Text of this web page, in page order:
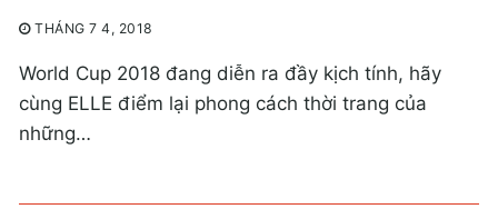
THÁNG 7 4, 2018
World Cup 2018 đang diễn ra đầy kịch tính, hãy
cùng ELLE điểm lại phong cách thời trang của
những…